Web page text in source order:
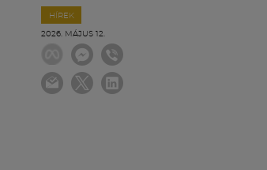
HÍREK
2026. MÁJUS 12.